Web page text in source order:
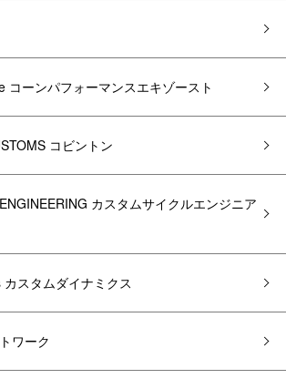
コーンパフォーマンスエキゾースト
コビントン
カスタムサイクルエンジニア
スタムダイナミクス
ワーク